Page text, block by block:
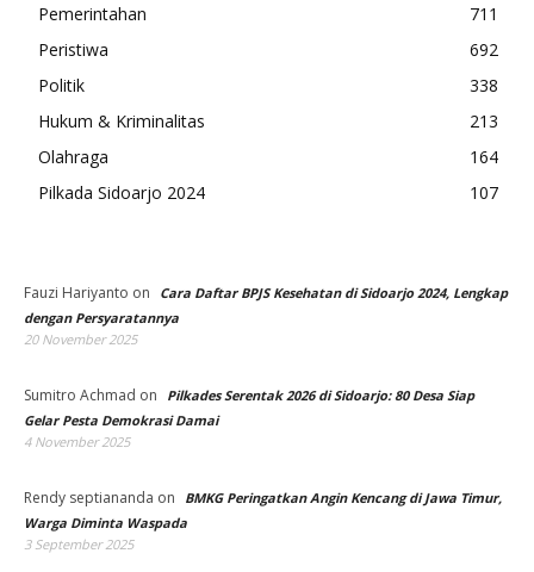
Pemerintahan
711
Peristiwa
692
Politik
338
Hukum & Kriminalitas
213
Olahraga
164
Pilkada Sidoarjo 2024
107
Fauzi Hariyanto on
Cara Daftar BPJS Kesehatan di Sidoarjo 2024, Lengkap
dengan Persyaratannya
20 November 2025
Sumitro Achmad on
Pilkades Serentak 2026 di Sidoarjo: 80 Desa Siap
Gelar Pesta Demokrasi Damai
4 November 2025
Rendy septiananda on
BMKG Peringatkan Angin Kencang di Jawa Timur,
Warga Diminta Waspada
3 September 2025